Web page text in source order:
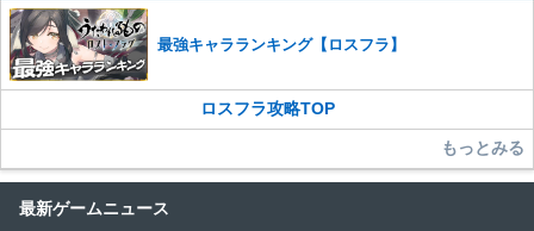
最強キャラランキング【ロスフラ】
ロスフラ攻略TOP
もっとみる
最新ゲームニュース